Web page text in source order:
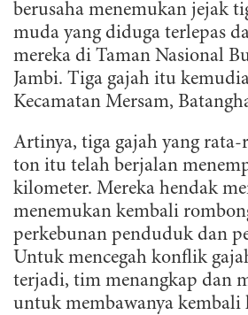
berusaha menemukan jejak
muda yang diduga terlepas
mereka di Taman Nasional
Jambi. Tiga gajah itu
Kecamatan Mersam,
Artinya, tiga gajah yang rata-
ton itu telah berjalan
kilometer. Mereka hendak
menemukan kembali
perkebunan penduduk dan
Untuk mencegah konflik
terjadi, tim menangkap dan
untuk membawanya kembali